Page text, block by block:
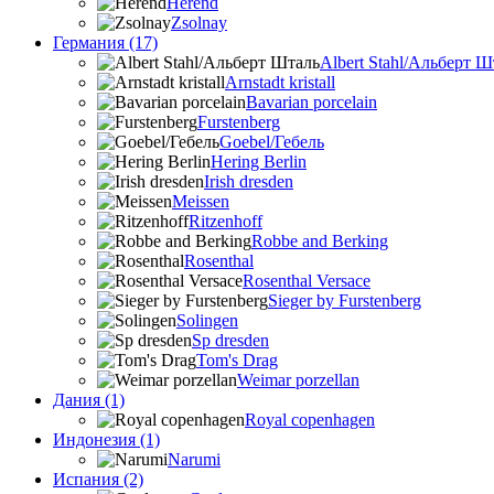
Zsolnay
Германия (17)
Albert Stahl/Альбеpт
Arnstadt kristall
Bavarian porcelain
Furstenberg
Goebel/Гебель
Hering Berlin
Irish dresden
Meissen
Ritzenhoff
Robbe and Berking
Rosenthal
Rosenthal Versace
Sieger by Furstenberg
Solingen
Sp dresden
Tom's Drag
Weimar porzellan
Дания (1)
Royal copenhagen
Индонезия (1)
Narumi
Испания (2)